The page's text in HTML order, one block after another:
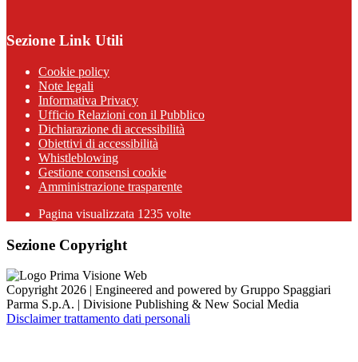
Sezione Link Utili
Cookie policy
Note legali
Informativa Privacy
Ufficio Relazioni con il Pubblico
Dichiarazione di accessibilità
Obiettivi di accessibilità
Whistleblowing
Gestione consensi cookie
Amministrazione trasparente
Pagina visualizzata 1235 volte
Sezione Copyright
Copyright 2026 | Engineered and powered by Gruppo Spaggiari
Parma S.p.A. | Divisione Publishing & New Social Media
Disclaimer trattamento dati personali